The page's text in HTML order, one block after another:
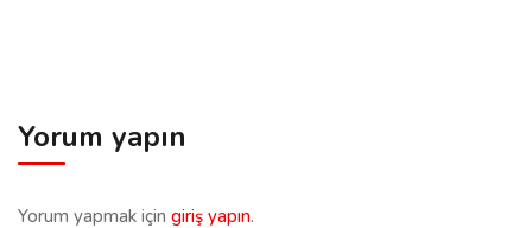
Yorum yapın
Yorum yapmak için giriş yapın.